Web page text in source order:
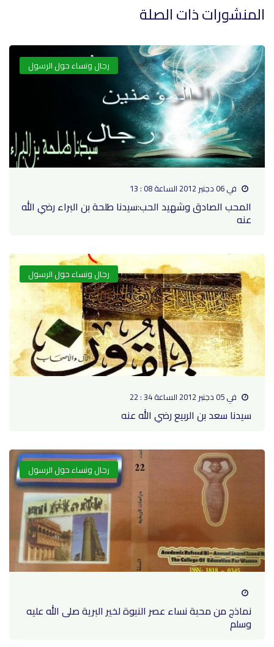
المنشورات ذات الصلة
رجال ونساء حول الرسول
في 06 دجنبر 2012 الساعة 08 : 13
المحب الصادق وشهيد الحب:سيدنا طلحة بن البراء رضي الله
عنه
رجال ونساء حول الرسول
في 05 دجنبر 2012 الساعة 34 : 22
سيدنا سعد بن الربيع رضي الله عنه
رجال ونساء حول الرسول
نماذج من محبة نساء عصر النبوة لخير البرية صلى الله عليه
وسلم